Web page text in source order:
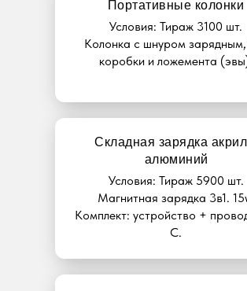
Портативные колонки
Условия: Тираж 3100 шт.
Колонка с шнуром
коробки и ложемента
Складная зарядка
алюминий
Условия: Тираж 5900 шт.
Магнитная зарядка 3в1.
Комплект: устройство +
C.